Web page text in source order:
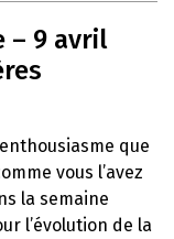
– 9 avril
que
vous l’avez
la semaine
l’évolution de la